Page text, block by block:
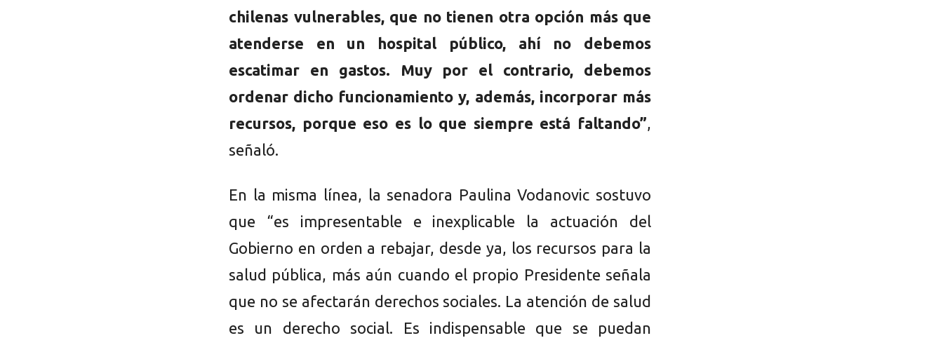
chilenas vulnerables, que no tienen otra opción más que
atenderse en un hospital público, ahí no debemos
escatimar en gastos. Muy por el contrario, debemos
ordenar dicho funcionamiento y, además, incorporar más
recursos, porque eso es lo que siempre está faltando”,
señaló.
En la misma línea, la senadora Paulina Vodanovic sostuvo
que “es impresentable e inexplicable la actuación del
Gobierno en orden a rebajar, desde ya, los recursos para la
salud pública, más aún cuando el propio Presidente señala
que no se afectarán derechos sociales. La atención de salud
es un derecho social. Es indispensable que se puedan